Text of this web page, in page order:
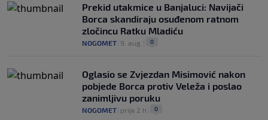
Prekid utakmice u Banjaluci: Navijači
Borca skandiraju osuđenom ratnom
zločincu Ratku Mladiću
NOGOMET 9. aug. 0
Oglasio se Zvjezdan Misimović nakon
pobjede Borca protiv Veleža i poslao
zanimljivu poruku
NOGOMET prije 2 h 0